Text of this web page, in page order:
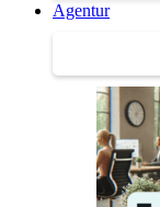
Agentur